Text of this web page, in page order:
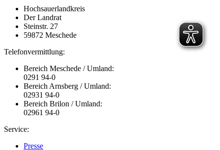
Hochsauerlandkreis
Der Landrat
Steinstr. 27
59872 Meschede
Telefonvermittlung:
Bereich Meschede / Umland:
0291 94-0
Bereich Arnsberg / Umland:
02931 94-0
Bereich Brilon / Umland:
02961 94-0
Service:
Presse